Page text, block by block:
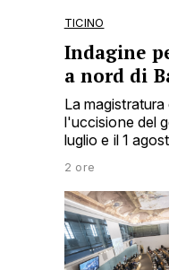
TICINO
Indagine
a nord di
La
l'uccisione del
luglio e il 1
2 ore